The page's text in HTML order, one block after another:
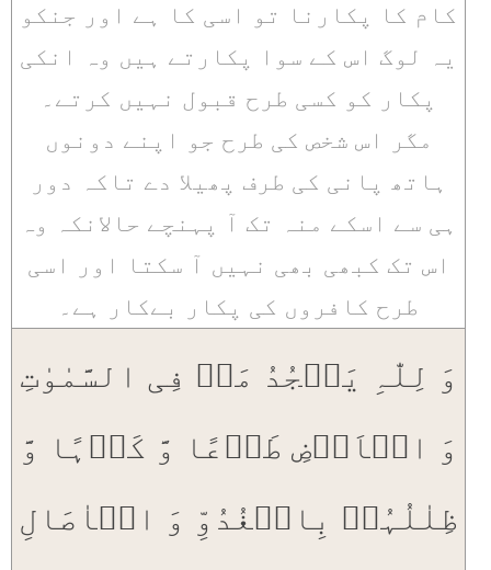
کام کا پکارنا تو اسی کا ہے اور جنکو
یہ لوگ اس کے سوا پکارتے ہیں وہ انکی
پکار کو کسی طرح قبول نہیں کرتے۔
مگر اس شخص کی طرح جو اپنے دونوں
ہاتھ پانی کی طرف پھیلا دے تاکہ دور
ہی سے اسکے منہ تک آ پہنچے حالانکہ وہ
اس تک کبھی بھی نہیں آ سکتا اور اسی
طرح کافروں کی پکار بےکار ہے۔
وَ لِلّٰہِ یَسۡجُدُ مَنۡ فِی السَّمٰوٰتِ
وَ الۡاَرۡضِ طَوۡعًا وَّ کَرۡہًا وَّ
ظِلٰلُہُمۡ بِالۡغُدُوِّ وَ الۡاٰصَالِ